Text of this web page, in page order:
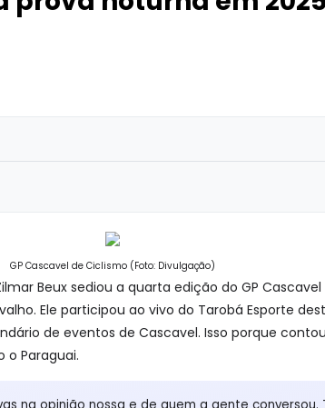
GP Cascavel de Ciclismo (Foto: Divulgação)
Beux sediou a quarta edição do GP
Ele participou ao vivo do Tarobá Esporte
de eventos de Cascavel. Isso porque
o Paraguai.